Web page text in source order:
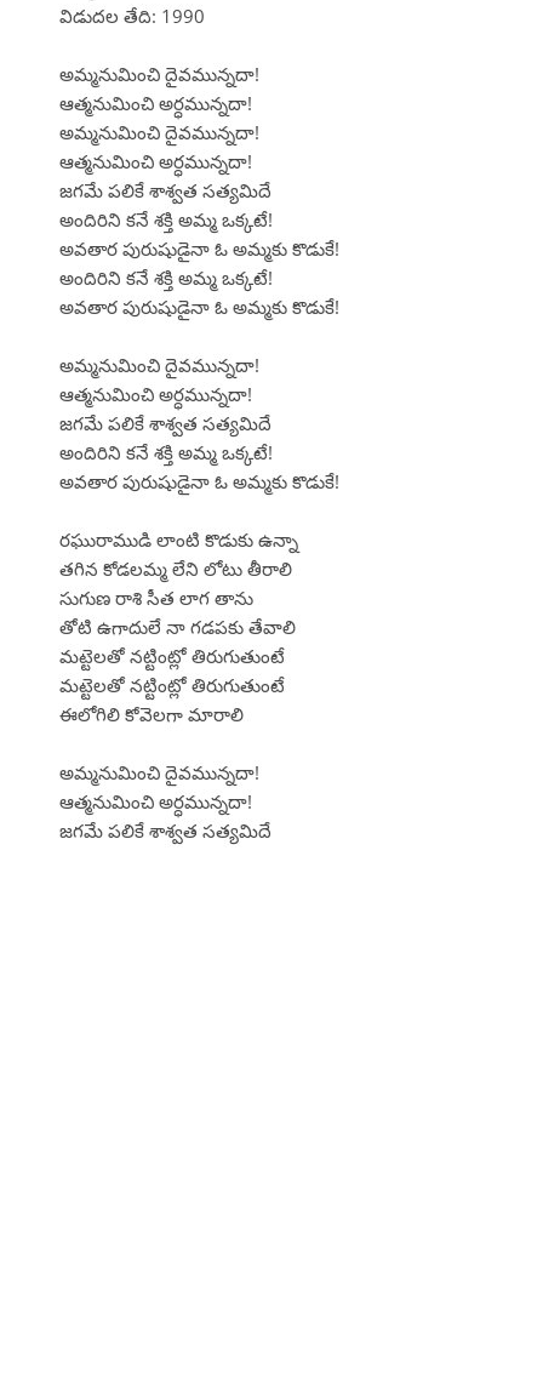
విడుదల తేది: 1990
అమ్మనుమించి దైవమున్నదా!
ఆత్మనుమించి అర్ధమున్నదా!
అమ్మనుమించి దైవమున్నదా!
ఆత్మనుమించి అర్ధమున్నదా!
జగమే పలికే శాశ్వత సత్యమిదే
అందిరిని కనే శక్తి అమ్మ ఒక్కటే!
అవతార పురుషుడైనా ఓ అమ్మకు కొడుకే!
అందిరిని కనే శక్తి అమ్మ ఒక్కటే!
అవతార పురుషుడైనా ఓ అమ్మకు కొడుకే!
అమ్మనుమించి దైవమున్నదా!
ఆత్మనుమించి అర్ధమున్నదా!
జగమే పలికే శాశ్వత సత్యమిదే
అందిరిని కనే శక్తి అమ్మ ఒక్కటే!
అవతార పురుషుడైనా ఓ అమ్మకు కొడుకే!
రఘురాముడి లాంటి కొడుకు ఉన్నా
తగిన కోడలమ్మ లేని లోటు తీరాలి
సుగుణ రాశి సీత లాగ తాను
తోటి ఉగాదులే నా గడపకు తేవాలి
మట్టెలతో నట్టింట్లో తిరుగుతుంటే
మట్టెలతో నట్టింట్లో తిరుగుతుంటే
ఈలోగిలి కోవెలగా మారాలి
అమ్మనుమించి దైవమున్నదా!
ఆత్మనుమించి అర్ధమున్నదా!
జగమే పలికే శాశ్వత సత్యమిదే